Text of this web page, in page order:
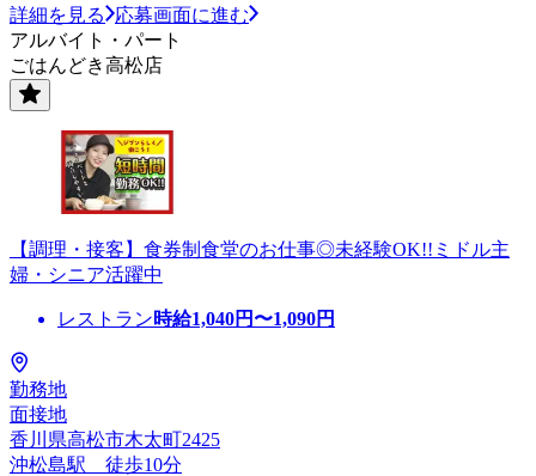
詳細を見る
応募画面に進む
アルバイト・パート
ごはんどき高松店
【調理・接客】食券制食堂のお仕事◎未経験OK!!ミドル主
婦・シニア活躍中
レストラン時給1,040円〜1,090円
勤務地
面接地
香川県高松市木太町2425
沖松島駅 徒歩10分